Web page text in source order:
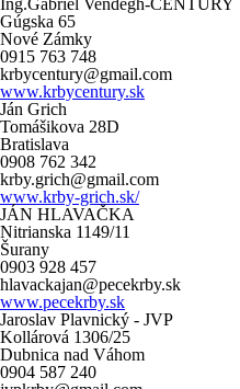
Ing.Gabriel Vendégh-CENTURY
Gúgska 65
Nové Zámky
0915 763 748
krbycentury@gmail.com
www.krbycentury.sk
Ján Grich
Tomášikova 28D
Bratislava
0908 762 342
krby.grich@gmail.com
www.krby-grich.sk/
JÁN HLAVAČKA
Nitrianska 1149/11
Šurany
0903 928 457
hlavackajan@pecekrby.sk
www.pecekrby.sk
Jaroslav Plavnický - JVP
Kollárová 1306/25
Dubnica nad Váhom
0904 587 240